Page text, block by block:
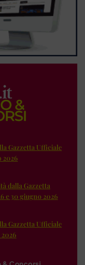
Gazzetta Ufficiale
2026
dalla Gazzetta
e 30 giugno 2026
Gazzetta Ufficiale